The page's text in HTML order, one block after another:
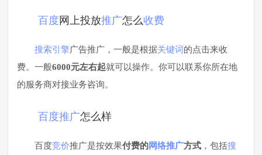
百度 网上投放推广怎么收费
搜索引擎广告推广，一般是根据关键词 的点击来收
费。一般6000元左右起就可以操作。你可以联系你所在地
的服务商对接业务咨询。
百度推广怎么样
百度竞价推广是按效果付费的网络推广方式 ，包括搜